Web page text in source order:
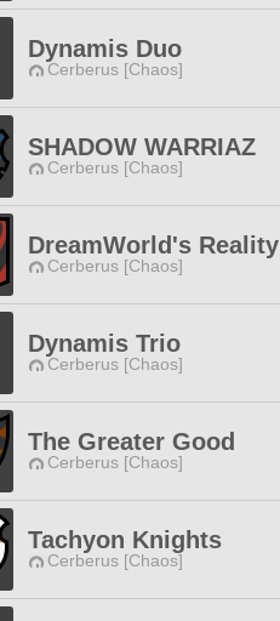
Dynamis Duo
Cerberus [Chaos]
SHADOW WARRIAZ
Cerberus [Chaos]
DreamWorld's Reality
Cerberus [Chaos]
Dynamis Trio
Cerberus [Chaos]
The Greater Good
Cerberus [Chaos]
Tachyon Knights
Cerberus [Chaos]